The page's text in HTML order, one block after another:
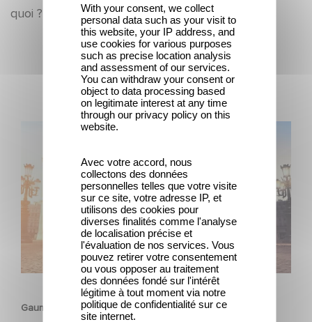
quoi ?
Ultime notizie
ANIMAZIONE
Gaumont e Good Hero annunciano il seguito di Ballerina
Gaumont e Good Hero annunciano il seguito di Ballerina
With your consent, we collect
personal data such as your visit to
this website, your IP address, and
use cookies for various purposes
such as precise location analysis
and assessment of our services.
You can withdraw your consent or
object to data processing based
on legitimate interest at any time
through our privacy policy on this
website.
Avec votre accord, nous
collectons des données
personnelles telles que votre visite
sur ce site, votre adresse IP, et
utilisons des cookies pour
diverses finalités comme l'analyse
de localisation précise et
l'évaluation de nos services. Vous
pouvez retirer votre consentement
ou vous opposer au traitement
des données fondé sur l'intérêt
légitime à tout moment via notre
politique de confidentialité sur ce
site internet.